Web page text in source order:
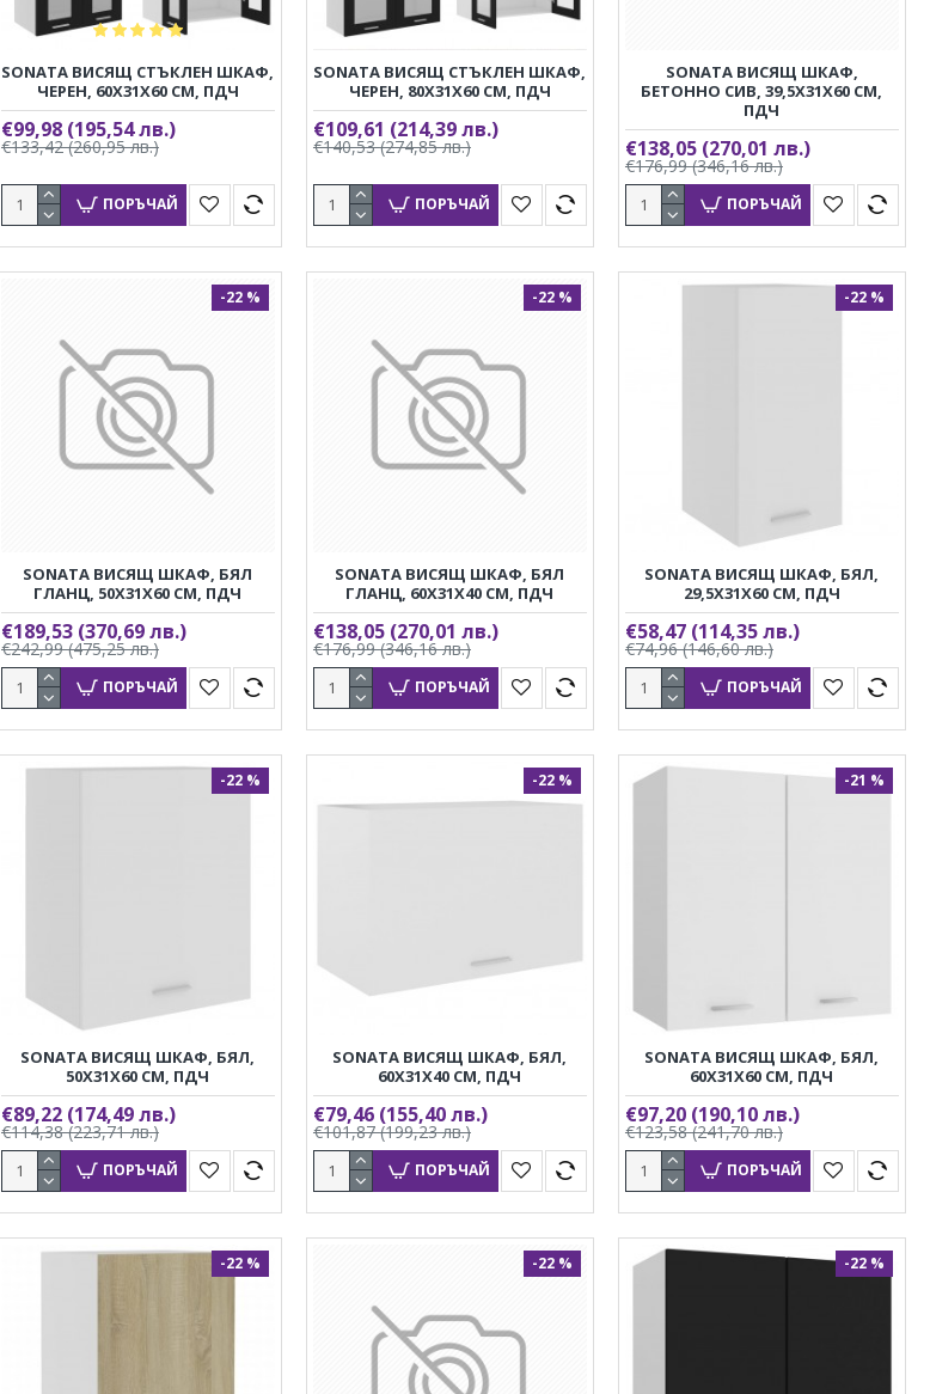
SONATA ВИСЯЩ СТЪКЛЕН ШКАФ,
ЧЕРЕН, 60X31X60 СМ, ПДЧ
€99,98 (195,54 лв.)
€133,42(260,95 лв.)
ПОРЪЧАЙ
SONATA ВИСЯЩ СТЪКЛЕН ШКАФ,
ЧЕРЕН, 80X31X60 СМ, ПДЧ
€109,61 (214,39 лв.)
€140,53(274,85 лв.)
ПОРЪЧАЙ
SONATA ВИСЯЩ ШКАФ,
БЕТОННО СИВ, 39,5X31X60 СМ,
ПДЧ
€138,05 (270,01 лв.)
€176,99(346,16 лв.)
ПОРЪЧАЙ
-22 %
SONATA ВИСЯЩ ШКАФ, БЯЛ
ГЛАНЦ, 50X31X60 СМ, ПДЧ
€189,53 (370,69 лв.)
€242,99(475,25 лв.)
ПОРЪЧАЙ
-22 %
SONATA ВИСЯЩ ШКАФ, БЯЛ
ГЛАНЦ, 60X31X40 СМ, ПДЧ
€138,05 (270,01 лв.)
€176,99(346,16 лв.)
ПОРЪЧАЙ
-22 %
SONATA ВИСЯЩ ШКАФ, БЯЛ,
29,5X31X60 СМ, ПДЧ
€58,47 (114,35 лв.)
€74,96(146,60 лв.)
ПОРЪЧАЙ
-22 %
SONATA ВИСЯЩ ШКАФ, БЯЛ,
50X31X60 СМ, ПДЧ
€89,22 (174,49 лв.)
€114,38(223,71 лв.)
ПОРЪЧАЙ
-22 %
SONATA ВИСЯЩ ШКАФ, БЯЛ,
60X31X40 СМ, ПДЧ
€79,46 (155,40 лв.)
€101,87(199,23 лв.)
ПОРЪЧАЙ
-21 %
SONATA ВИСЯЩ ШКАФ, БЯЛ,
60X31X60 СМ, ПДЧ
€97,20 (190,10 лв.)
€123,58(241,70 лв.)
ПОРЪЧАЙ
-22 % -22 % -22 %